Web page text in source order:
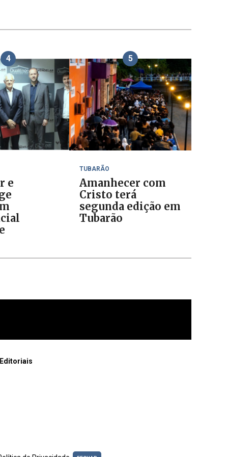
4
e
5
TUBARÃO
Amanhecer com
Cristo terá
segunda edição em
Tubarão